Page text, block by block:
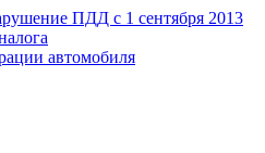
ПДД с 1 сентября 2013
автомобиля